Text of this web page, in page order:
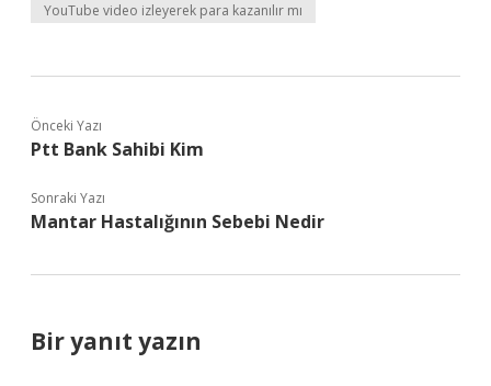
YouTube video izleyerek para kazanılır mı
Önceki Yazı
Ptt Bank Sahibi Kim
Sonraki Yazı
Mantar Hastalığının Sebebi Nedir
Bir yanıt yazın